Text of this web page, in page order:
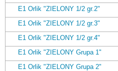
E1 Orlik "ZIELONY 1/2 gr.2"
E1 Orlik "ZIELONY 1/2 gr.3"
E1 Orlik "ZIELONY 1/2 gr.4"
E1 Orlik "ZIELONY Grupa 1"
E1 Orlik "ZIELONY Grupa 2"